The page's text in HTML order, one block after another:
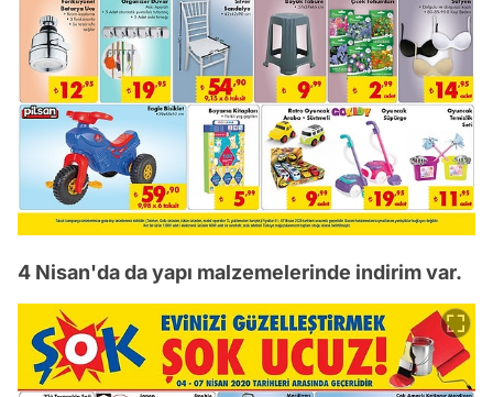
4 Nisan'da da yapı malzemelerinde indirim var.